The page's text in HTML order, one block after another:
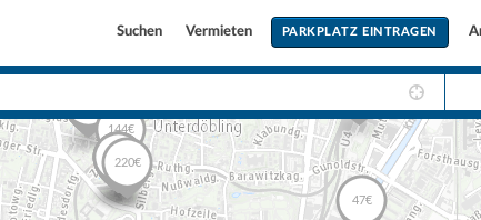
Suchen Vermieten PARKPLATZ EINTRAGEN